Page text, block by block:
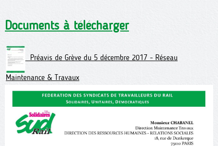
Documents à télécharger
Préavis de Grève du 5 décembre 2017 - Réseau
Maintenance & Travaux